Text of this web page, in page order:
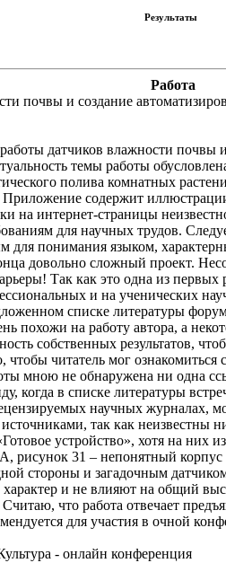
Результаты
Работа
почвы и создание
датчиков влажности
темы работы
полива комнатных
содержит
интернет-страницы
для научных трудов.
для понимания языком,
довольно сложный проект.
Так как это одна из
и на ученических
списке литературы
похожи на работу автора, а
собственных результатов,
чтобы читатель мог
мною не обнаружена ни одна
когда в списке литературы
научных журналах,
так как
устройство», хотя на них
рисунок 31 – непонятный
стороны и загадочным
и не влияют на общий
что работа отвечает
для участия в очной
- онлайн конференция